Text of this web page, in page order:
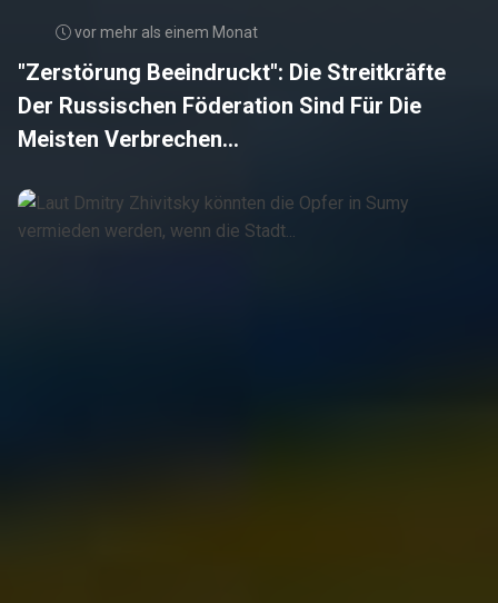
vor mehr als einem Monat
"Zerstörung Beeindruckt": Die Streitkräfte
Der Russischen Föderation Sind Für Die
Meisten Verbrechen...